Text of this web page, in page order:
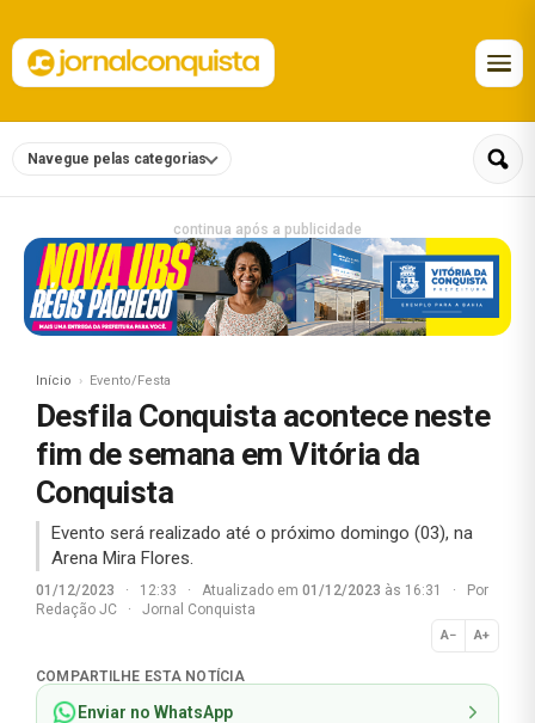
Navegue pelas categorias
continua após a publicidade
Início Evento/Festa
Desfila Conquista acontece neste
fim de semana em Vitória da
Conquista
Evento será realizado até o próximo domingo (03), na
Arena Mira Flores.
01/12/2023 · 12:33 · Atualizado em 01/12/2023 às 16:31 ·
Por
Redação JC
· Jornal Conquista
A− A+
Normal
COMPARTILHE ESTA NOTÍCIA
Enviar no WhatsApp